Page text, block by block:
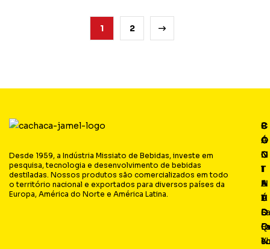
1 2
Desde 1959, a Indústria Missiato de Bebidas, investe em
pesquisa, tecnologia e desenvolvimento de bebidas
destiladas. Nossos produtos são comercializados em todo
o território nacional e exportados para diversos países da
Europa, América do Norte e América Latina.
P
Á
G
I
N
A
S
C
O
N
T
E
Ú
D
O
C
O
N
T
A
T
O
S
O
C
I
A
L